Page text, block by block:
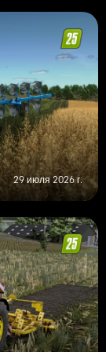
29 июля 2026 г.